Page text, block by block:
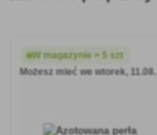
W magazynie > 5 szt
Możesz mieć we wtorek, 11.08.